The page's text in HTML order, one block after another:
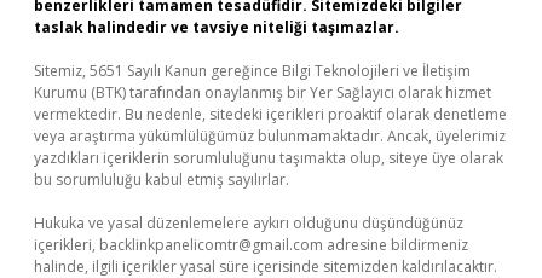
benzerlikleri tamamen tesadüfidir. Sitemizdeki bilgiler
taslak halindedir ve tavsiye niteliği taşımazlar.
Sitemiz, 5651 Sayılı Kanun gereğince Bilgi Teknolojileri ve İletişim
Kurumu (BTK) tarafından onaylanmış bir Yer Sağlayıcı olarak hizmet
vermektedir. Bu nedenle, sitedeki içerikleri proaktif olarak denetleme
veya araştırma yükümlülüğümüz bulunmamaktadır. Ancak, üyelerimiz
yazdıkları içeriklerin sorumluluğunu taşımakta olup, siteye üye olarak
bu sorumluluğu kabul etmiş sayılırlar.
Hukuka ve yasal düzenlemelere aykırı olduğunu düşündüğünüz
içerikleri, backlinkpanelicomtr@gmail.com adresine bildirmeniz
halinde, ilgili içerikler yasal süre içerisinde sitemizden kaldırılacaktır.